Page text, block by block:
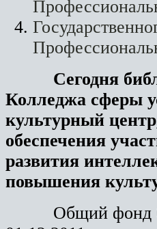
Сегодня
Колледжа сферы
культурный
обеспечения
развития
повышения
Общий фонд